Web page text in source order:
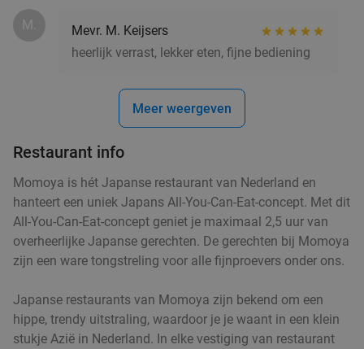
M.
Mevr. M. Keijsers
heerlijk verrast, lekker eten, fijne bediening
Meer weergeven
Restaurant info
Momoya is hét Japanse restaurant van Nederland en
hanteert een uniek Japans All-You-Can-Eat-concept. Met dit
All-You-Can-Eat-concept geniet je maximaal 2,5 uur van
overheerlijke Japanse gerechten. De gerechten bij Momoya
zijn een ware tongstreling voor alle fijnproevers onder ons.
Japanse restaurants van Momoya zijn bekend om een
hippe, trendy uitstraling, waardoor je je waant in een klein
stukje Azië in Nederland. In elke vestiging van restaurant